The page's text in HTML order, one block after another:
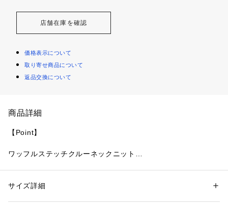
店舗在庫を確認
価格表示について
取り寄せ商品について
返品交換について
商品詳細
【Point】
ワッフルステッチクルーネックニット
性別：レディース
素材：毛 100%
サイズ詳細